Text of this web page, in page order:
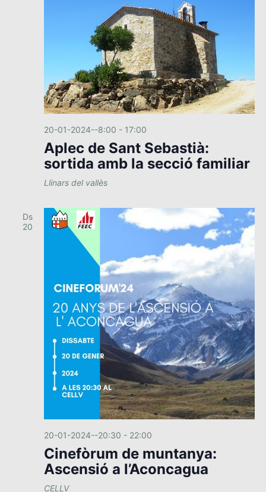
20-01-2024--8:00 - 17:00
Aplec de Sant Sebastià:
sortida amb la secció familiar
Llinars del vallès
Ds
20
20-01-2024--20:30 - 22:00
Cinefòrum de muntanya:
Ascensió a l’Aconcagua
CELLV